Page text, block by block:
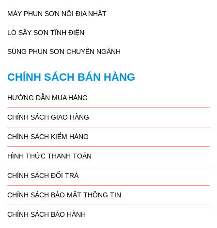
MÁY PHUN SƠN NỘI ĐỊA NHẬT
LÒ SẤY SƠN TĨNH ĐIỆN
SÚNG PHUN SƠN CHUYÊN NGÀNH
CHÍNH SÁCH BÁN HÀNG
HƯỚNG DẪN MUA HÀNG
CHÍNH SÁCH GIAO HÀNG
CHÍNH SÁCH KIỂM HÀNG
HÌNH THỨC THANH TOÁN
CHÍNH SÁCH ĐỔI TRẢ
CHÍNH SÁCH BẢO MẬT THÔNG TIN
CHÍNH SÁCH BÁO HÀNH